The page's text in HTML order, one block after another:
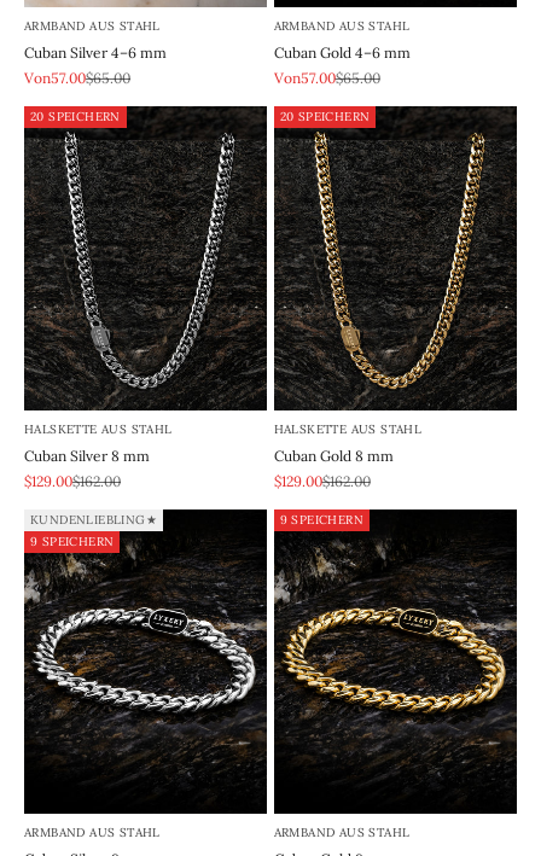
ARMBAND AUS STAHL
Cuban Silver 4–6 mm
REA-pris
Von57.00Pris
$65.00
ARMBAND AUS STAHL
Cuban Gold 4–6 mm
REA-pris
Von57.00Pris
$65.00
20 SPEICHERN
HALSKETTE AUS STAHL
Cuban Silver 8 mm
REA-pris
$129.00Pris
$162.00
20 SPEICHERN
HALSKETTE AUS STAHL
Cuban Gold 8 mm
REA-pris
$129.00Pris
$162.00
KUNDENLIEBLING★
9 SPEICHERN
ARMBAND AUS STAHL
9 SPEICHERN
ARMBAND AUS STAHL